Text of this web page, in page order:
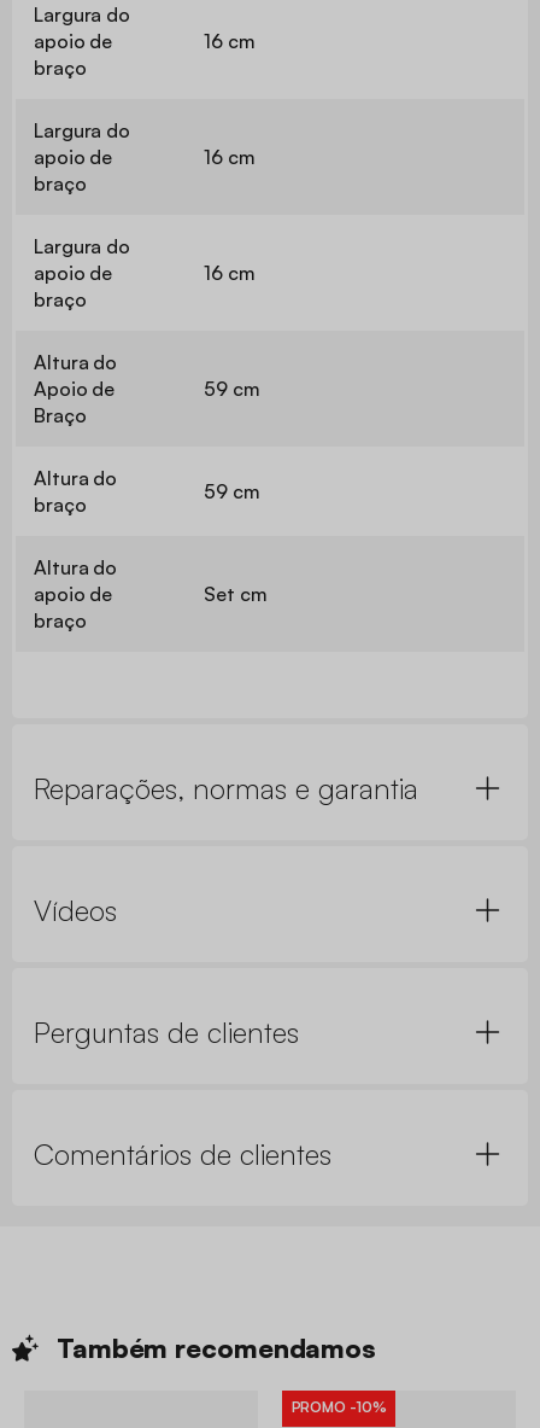
Largura do
apoio de
braço
16 cm
Largura do
apoio de
braço
16 cm
Largura do
apoio de
braço
16 cm
Altura do
Apoio de
Braço
59 cm
Altura do
braço
59 cm
Altura do
apoio de
braço
Set cm
Reparações, normas e garantia
Vídeos
Perguntas de clientes
Comentários de clientes
Também recomendamos
PROMO -10%